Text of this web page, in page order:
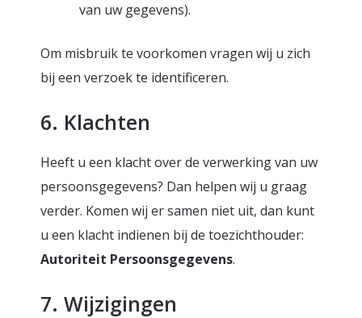
van uw gegevens).
Om misbruik te voorkomen vragen wij u zich
bij een verzoek te identificeren.
6. Klachten
Heeft u een klacht over de verwerking van uw
persoonsgegevens? Dan helpen wij u graag
verder. Komen wij er samen niet uit, dan kunt
u een klacht indienen bij de toezichthouder:
Autoriteit Persoonsgegevens.
7. Wijzigingen